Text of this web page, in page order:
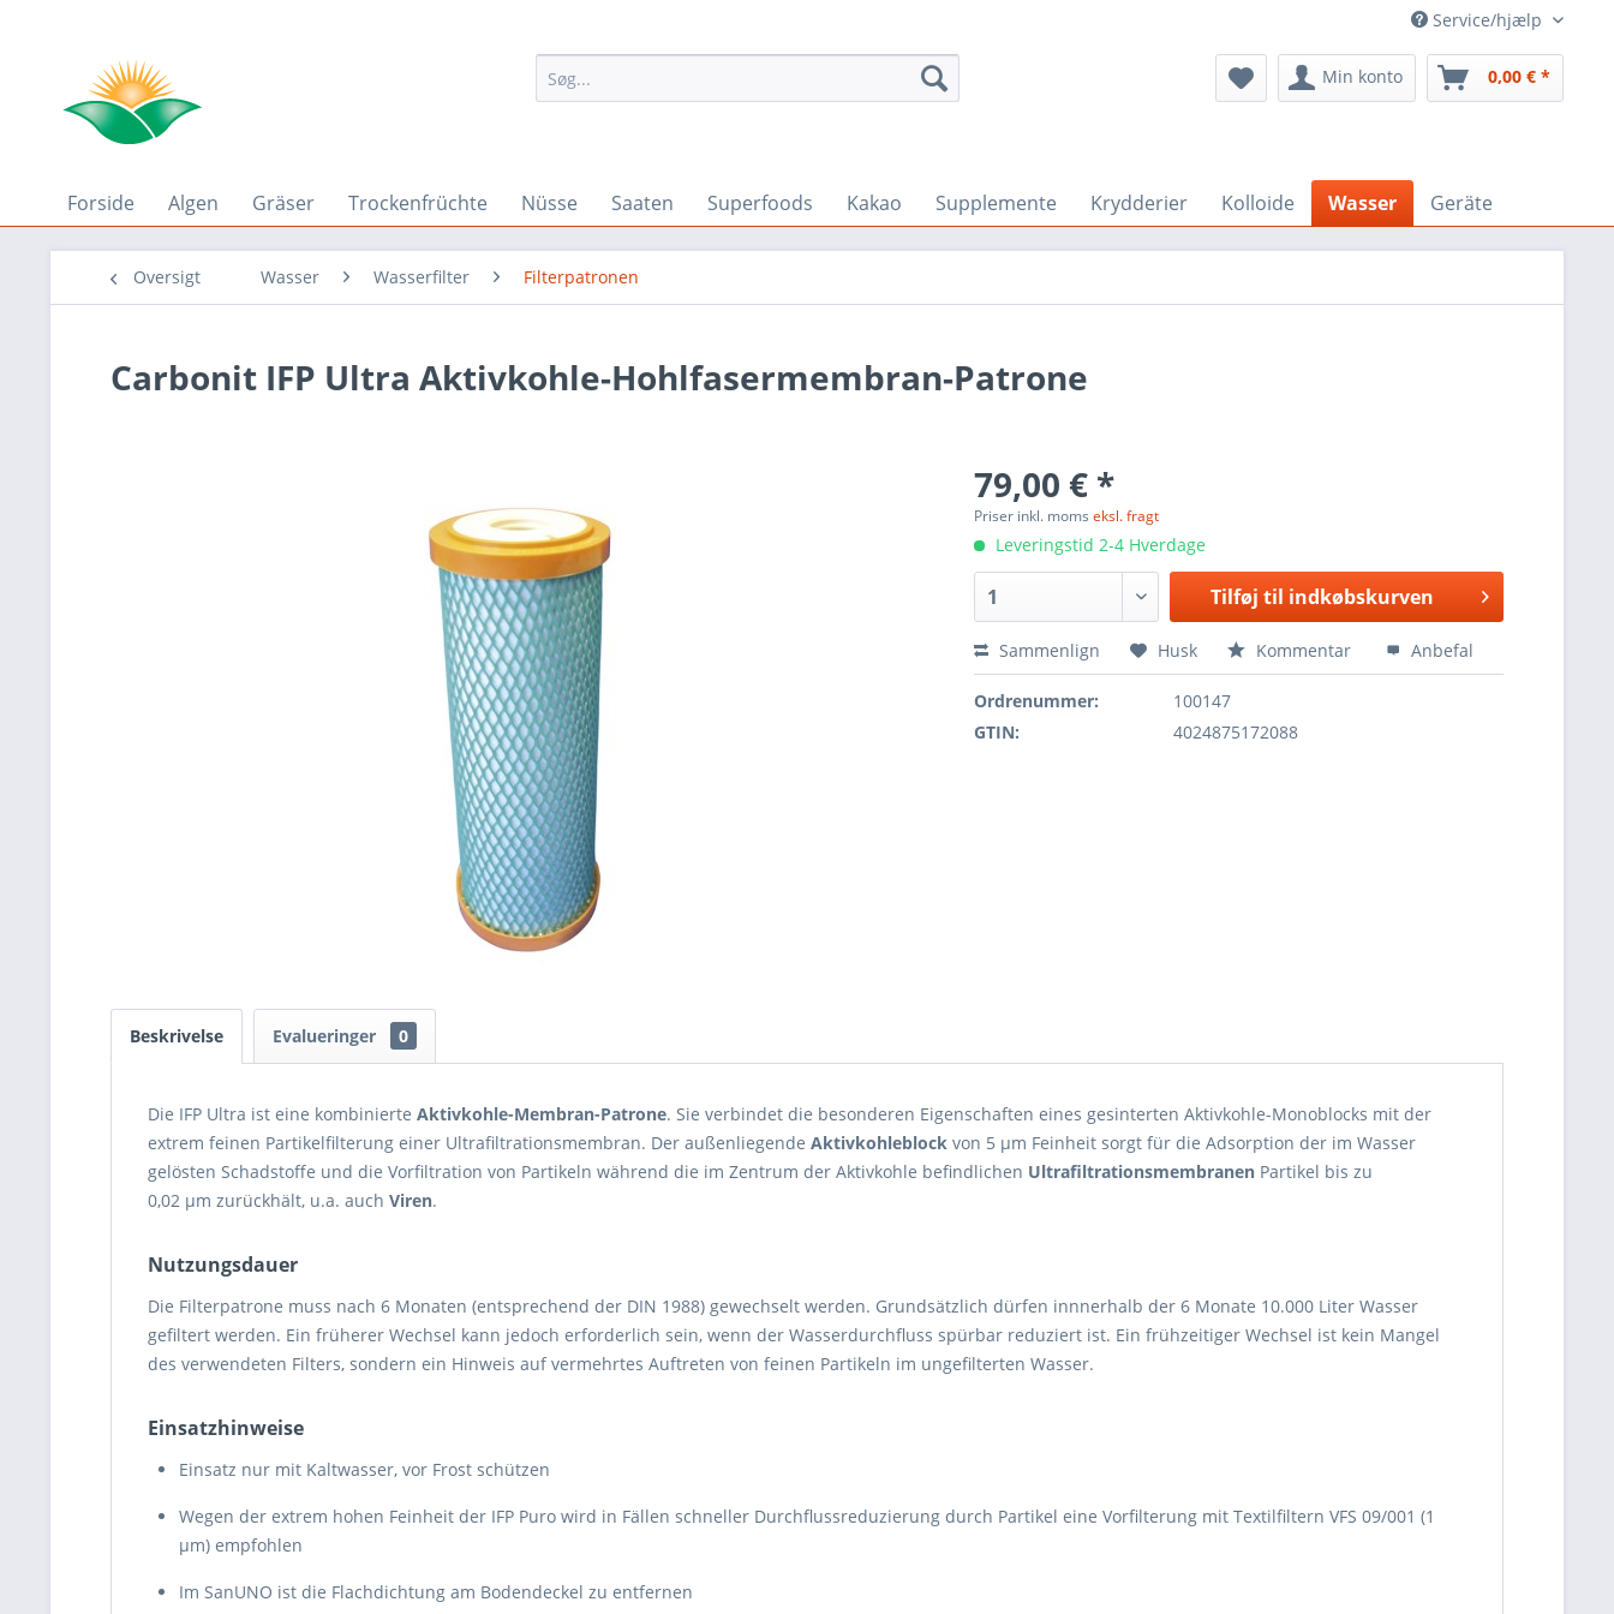
Service/hjælp
Min konto 0,00 € *
Forside Algen Gräser Trockenfrüchte Nüsse Saaten Superfoods Kakao Supplemente Krydderier Kolloide Wasser Geräte
Oversigt Wasser Wasserfilter Filterpatronen
Carbonit IFP Ultra Aktivkohle-Hohlfasermembran-Patrone
79,00 € *
Priser inkl. momseksl. fragt
Leveringstid 2-4 Hverdage
Tilføj til indkøbskurven
Sammenlign Husk Kommentar Anbefal
Ordrenummer:
100147
GTIN:
4024875172088
Beskrivelse Evalueringer 0
Die IFP Ultra ist eine kombinierte Aktivkohle-Membran-Patrone. Sie verbindet die besonderen Eigenschaften eines gesinterten Aktivkohle-Monoblocks mit der
extrem feinen Partikelfilterung einer Ultrafiltrationsmembran. Der außenliegende Aktivkohleblock von 5 µm Feinheit sorgt für die Adsorption der im Wasser
gelösten Schadstoffe und die Vorfiltration von Partikeln während die im Zentrum der Aktivkohle befindlichen Ultrafiltrationsmembranen Partikel bis zu
0,02 µm zurückhält, u.a. auch Viren.
Nutzungsdauer
Die Filterpatrone muss nach 6 Monaten (entsprechend der DIN 1988) gewechselt werden. Grundsätzlich dürfen innnerhalb der 6 Monate 10.000 Liter Wasser
gefiltert werden. Ein früherer Wechsel kann jedoch erforderlich sein, wenn der Wasserdurchfluss spürbar reduziert ist. Ein frühzeitiger Wechsel ist kein Mangel
des verwendeten Filters, sondern ein Hinweis auf vermehrtes Auftreten von feinen Partikeln im ungefilterten Wasser.
Einsatzhinweise
Einsatz nur mit Kaltwasser, vor Frost schützen
Wegen der extrem hohen Feinheit der IFP Puro wird in Fällen schneller Durchflussreduzierung durch Partikel eine Vorfilterung mit Textilfiltern VFS 09/001 (1
µm) empfohlen
Im SanUNO ist die Flachdichtung am Bodendeckel zu entfernen